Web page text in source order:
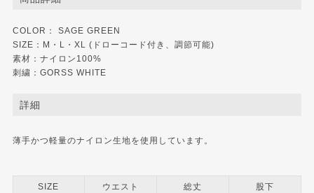
COLOR： SAGE GREEN
SIZE：M・L・XL (ドローコード付き、調節可能)
素材：ナイロン100%
刺繍：GORSS WHITE
詳細
薄手かつ軽量のナイロン生地を使用しています。
SIZE ウエスト 総丈 股下